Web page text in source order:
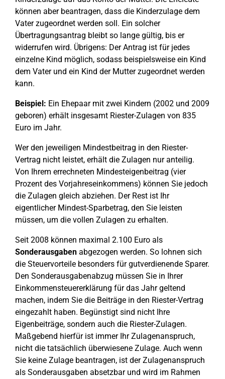
können aber beantragen, dass die Kinderzulage dem
Vater zugeordnet werden soll. Ein solcher
Übertragungsantrag bleibt so lange gültig, bis er
widerrufen wird. Übrigens: Der Antrag ist für jedes
einzelne Kind möglich, sodass beispielsweise ein Kind
dem Vater und ein Kind der Mutter zugeordnet werden
kann.
Beispiel: Ein Ehepaar mit zwei Kindern (2002 und 2009
geboren) erhält insgesamt Riester-Zulagen von 835
Euro im Jahr.
Wer den jeweiligen Mindestbeitrag in den Riester-
Vertrag nicht leistet, erhält die Zulagen nur anteilig.
Von Ihrem errechneten Mindesteigenbeitrag (vier
Prozent des Vorjahreseinkommens) können Sie jedoch
die Zulagen gleich abziehen. Der Rest ist Ihr
eigentlicher Mindest-Sparbetrag, den Sie leisten
müssen, um die vollen Zulagen zu erhalten.
Seit 2008 können maximal 2.100 Euro als
Sonderausgaben abgezogen werden. So lohnen sich
die Steuervorteile besonders für gutverdienende Sparer.
Den Sonderausgabenabzug müssen Sie in Ihrer
Einkommensteuererklärung für das Jahr geltend
machen, indem Sie die Beiträge in den Riester-Vertrag
eingezahlt haben. Begünstigt sind nicht Ihre
Eigenbeiträge, sondern auch die Riester-Zulagen.
Maßgebend hierfür ist immer Ihr Zulagenanspruch,
nicht die tatsächlich überwiesene Zulage. Auch wenn
Sie keine Zulage beantragen, ist der Zulagenanspruch
als Sonderausgaben absetzbar und wird im Rahmen